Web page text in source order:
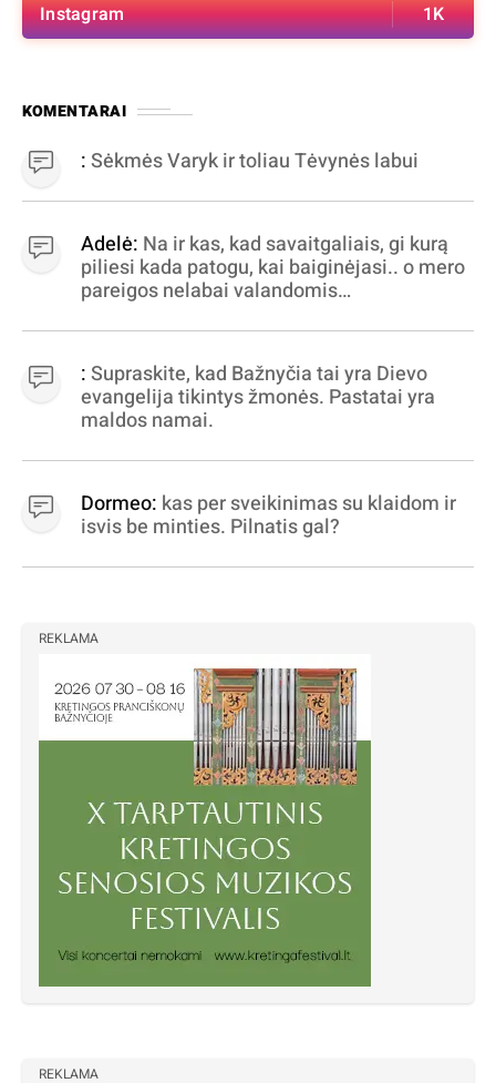
Instagram 1K
KOMENTARAI
:Sėkmės Varyk ir toliau Tėvynės labui
Adelė: Na ir kas, kad savaitgaliais, gi kurą
piliesi kada patogu, kai baiginėjasi.. o mero
pareigos nelabai valandomis
virpinimas, ieškokit kur milijonus vagia
dujininkai, elektros aferistai, stadionų
statytojai Vilnuje
:Supraskite, kad Bažnyčia tai yra Dievo
evangelija tikintys žmonės. Pastatai yra
maldos namai.
Dormeo: kas per sveikinimas su klaidom ir
isvis be minties. Pilnatis gal?
REKLAMA
REKLAMA